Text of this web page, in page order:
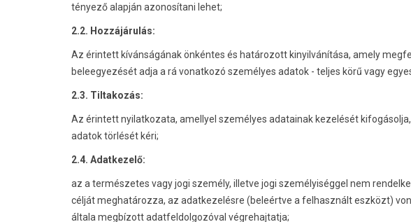
tényező alapján azonosítani lehet;
2.2. Hozzájárulás:
Az érintett kívánságának önkéntes és határozott kinyilvánítása, amely
beleegyezését adja a rá vonatkozó személyes adatok - teljes körű vagy
2.3. Tiltakozás:
Az érintett nyilatkozata, amellyel személyes adatainak kezelését
adatok törlését kéri;
2.4. Adatkezelő:
az a természetes vagy jogi személy, illetve jogi személyiséggel nem
célját meghatározza, az adatkezelésre (beleértve a felhasznált eszközt)
általa megbízott adatfeldolgozóval végrehajtatja;